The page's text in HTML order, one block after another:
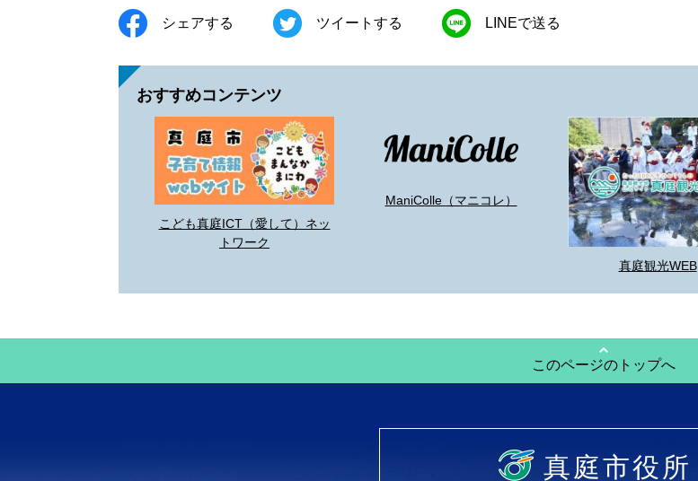
シェアする ツイートする LINEで送る
おすすめコンテンツ
こども真庭ICT（愛して）ネッ
トワーク
ManiColle（マニコレ）
真庭観光WEB
このページのトップへ
真庭市役所